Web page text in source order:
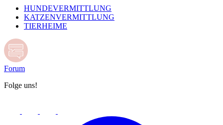
HUNDEVERMITTLUNG
KATZENVERMITTLUNG
TIERHEIME
Forum
Folge uns!